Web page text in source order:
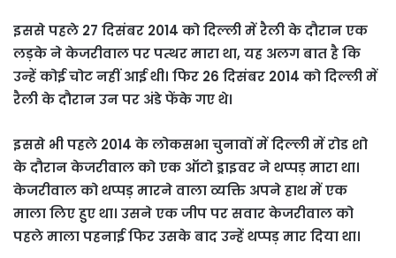
इससे पहले 27 दिसंबर 2014 को दिल्ली में रैली के दौरान एक
लड़के ने केजरीवाल पर पत्थर मारा था, यह अलग बात है कि
उन्हें कोई चोट नहीं आई थी। फिर 26 दिसंबर 2014 को दिल्ली में
रैली के दौरान उन पर अंडे फेंके गए थे।
इससे भी पहले 2014 के लोकसभा चुनावों में दिल्ली में रोड शो
के दौरान केजरीवाल को एक ऑटो ड्राइवर ने थप्पड़ मारा था।
केजरीवाल को थप्पड़ मारने वाला व्यक्ति अपने हाथ में एक
माला लिए हुए था। उसने एक जीप पर सवार केजरीवाल को
पहले माला पहनाई फिर उसके बाद उन्हें थप्पड़ मार दिया था।